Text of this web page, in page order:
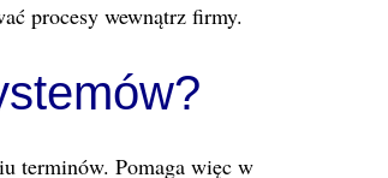
procesy wewnątrz firmy.
terminów. Pomaga więc w